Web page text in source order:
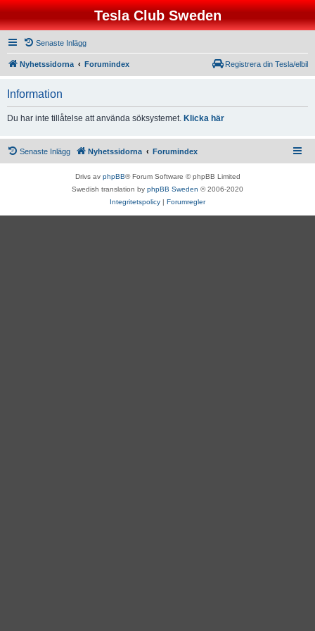
Tesla Club Sweden
Senaste Inlägg
Nyhetssidorna Forumindex Registrera din Tesla/elbil
Information
Du har inte tillåtelse att använda söksystemet. Klicka här
Senaste Inlägg Nyhetssidorna Forumindex
Drivs av phpBB® Forum Software © phpBB Limited
Swedish translation by phpBB Sweden © 2006-2020
Integritetspolicy | Forumregler